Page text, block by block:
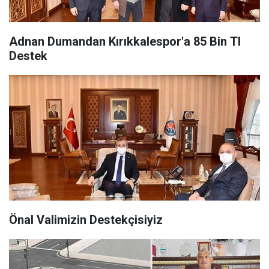
Adnan Dumandan Kırıkkalespor'a 85 Bin Tl
Destek
Önal Valimizin Destekçisiyiz